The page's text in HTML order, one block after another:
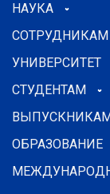
НАУКА
СОТРУДНИКАМ
УНИВЕРСИТЕТ
СТУДЕНТАМ
ОБРАЗОВАНИЕ